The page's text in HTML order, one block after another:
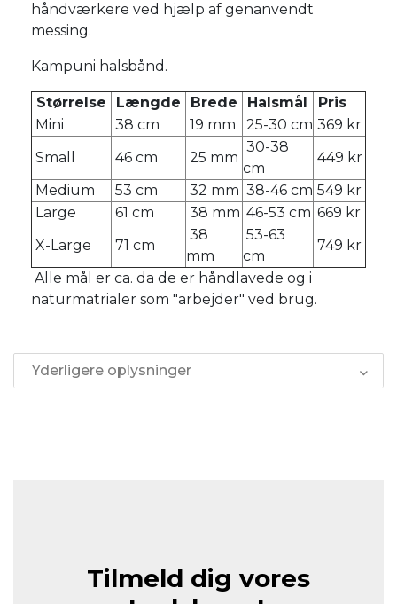
håndværkere ved hjælp af genanvendt
messing.
Kampuni halsbånd.
Størrelse Længde Brede Halsmål
Pris
Mini
38 cm 19 mm 25-30 cm 369 kr
Small
46 cm 25 mm
30-38
cm
449 kr
Medium
53 cm 32 mm 38-46 cm 549 kr
Large
61 cm 38 mm 46-53 cm 669 kr
X-Large
71 cm
38
mm
53-63
cm
749 kr
Alle mål er ca. da de er håndlavede og i
naturmatrialer som "arbejder" ved brug.
Yderligere oplysninger
Tilmeld dig vores